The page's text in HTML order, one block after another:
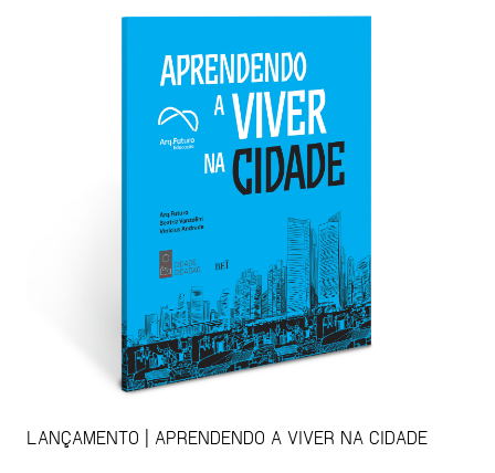
LANÇAMENTO | APRENDENDO A VIVER NA CIDADE